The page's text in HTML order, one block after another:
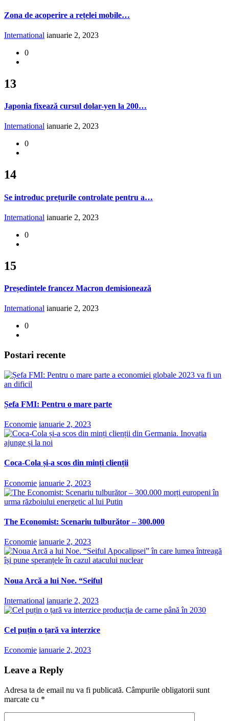
Zona de acoperire a rețelei mobile…
International ianuarie 2, 2023
0
13
Japonia fixează cursul dolar-yen la 200…
International ianuarie 2, 2023
0
14
Se introduc prețurile controlate pentru a…
International ianuarie 2, 2023
0
15
Președintele francez Macron demisionează
International ianuarie 2, 2023
0
Postari recente
Șefa FMI: Pentru o mare parte
Economie ianuarie 2, 2023
Coca-Cola și-a scos din minți clienții
Economie ianuarie 2, 2023
The Economist: Scenariu tulburător – 300.000
Economie ianuarie 2, 2023
Noua Arcă a lui Noe. “Seiful
International ianuarie 2, 2023
Cel puțin o țară va interzice
Economie ianuarie 2, 2023
Leave a Reply
Adresa ta de email nu va fi publicată. Câmpurile obligatorii sunt
marcate cu *